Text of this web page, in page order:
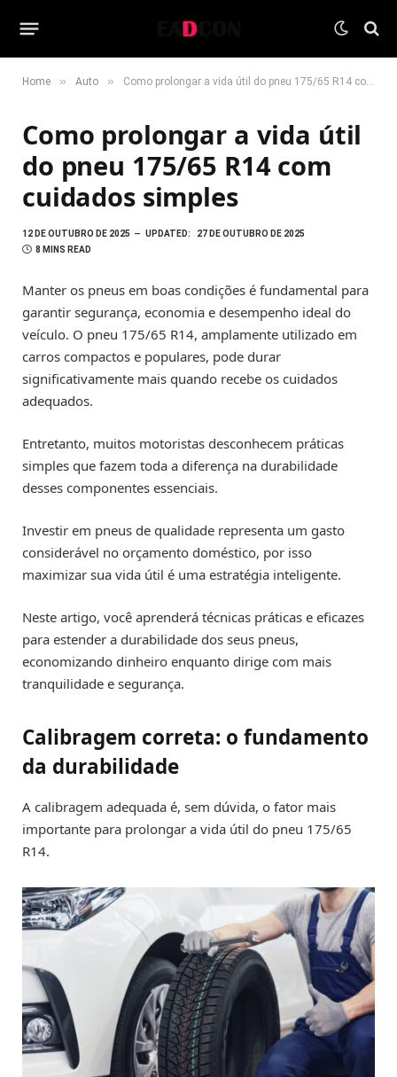
Home » Auto » Como prolongar a vida útil do pneu 175/65 R14 com cuidados simples
Como prolongar a vida útil
do pneu 175/65 R14 com
cuidados simples
12 DE OUTUBRO DE 2025 UPDATED:
27 DE OUTUBRO DE 2025
8 MINS READ
Manter os pneus em boas condições é fundamental para
garantir segurança, economia e desempenho ideal do
veículo. O pneu 175/65 R14, amplamente utilizado em
carros compactos e populares, pode durar
significativamente mais quando recebe os cuidados
adequados.
Entretanto, muitos motoristas desconhecem práticas
simples que fazem toda a diferença na durabilidade
desses componentes essenciais.
Investir em pneus de qualidade representa um gasto
considerável no orçamento doméstico, por isso
maximizar sua vida útil é uma estratégia inteligente.
Neste artigo, você aprenderá técnicas práticas e eficazes
para estender a durabilidade dos seus pneus,
economizando dinheiro enquanto dirige com mais
tranquilidade e segurança.
Calibragem correta: o fundamento
da durabilidade
A calibragem adequada é, sem dúvida, o fator mais
importante para prolongar a vida útil do pneu 175/65
R14.